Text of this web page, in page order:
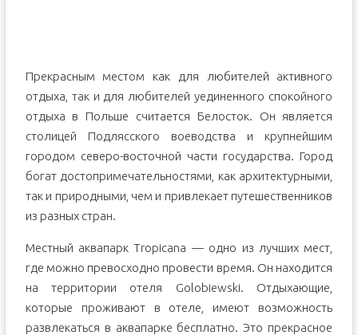
Прекрасным местом как для любителей активного
отдыха, так и для любителей уединенного спокойного
отдыха в Польше считается Белосток. Он является
столицей Подлясского воеводства и крупнейшим
городом северо-восточной части государства. Город
богат достопримечательностями, как архитектурными,
так и природными, чем и привлекает путешественников
из разных стран.
Местный аквапарк Tropicana — одно из лучших мест,
где можно превосходно провести время. Он находится
на территории отеля Golobiewski. Отдыхающие,
которые проживают в отеле, имеют возможность
развлекаться в аквапарке бесплатно. Это прекрасное